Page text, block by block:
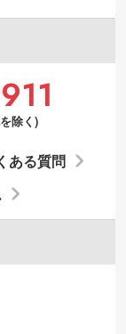
除く)
ある質問